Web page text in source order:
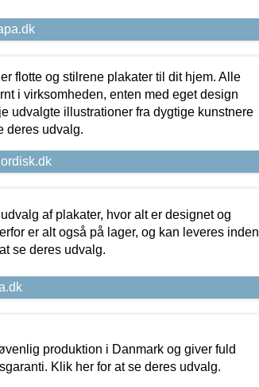
flotte og stilrene plakater til dit hjem. Alle
i virksomheden, enten med eget design
udvalgte illustrationer fra dygtige kunstnere
deres udvalg.
af plakater, hvor alt er designet og
er alt også på lager, og kan leveres inden
se deres udvalg.
produktion i Danmark og giver fuld
Klik her for at se deres udvalg.